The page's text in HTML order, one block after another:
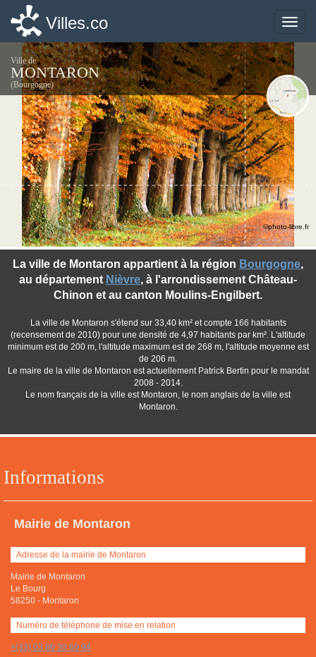
Toggle
Villes.co
Ville de
MONTARON
(Bourgogne)
Informations
Mairie de Montaron
Adresse de la mairie de Montaron
Mairie de Montaron
Le Bourg
58250 - Montaron
Numéro de téléphone de mise en relation
+(33) 03 86 30 60 94
La ville de Montaron appartient à la région Bourgogne,
au département Nièvre, à l'arrondissement Château-
Chinon et au canton Moulins-Engilbert.
La ville de Montaron s'étend sur 33,40 km² et compte 166 habitants
(recensement de 2010) pour une densité de 4,97 habitants par km². L'altitude
minimum est de 200 m, l'altitude maximum est de 268 m, l'altitude moyenne est
de 206 m.
Le maire de la ville de Montaron est actuellement Patrick Bertin pour le mandat
2008 - 2014.
Le nom français de la ville est Montaron, le nom anglais de la ville est
Montaron.
©photo-libre.fr
Toggle
Villes.co